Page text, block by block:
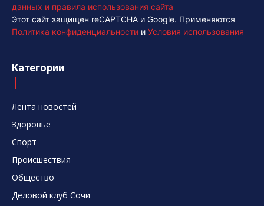
данных и правила использования сайта
Этот сайт защищен reCAPTCHA и Google. Применяются
Политика конфиденциальности и Условия использования
Категории
Лента новостей
Здоровье
Спорт
Происшествия
Общество
Деловой клуб Сочи